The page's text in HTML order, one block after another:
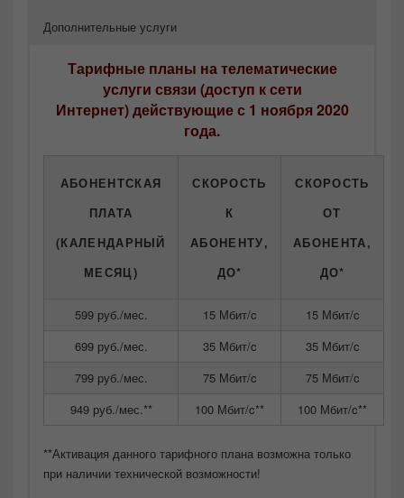
Дополнительные услуги
Тарифные планы на телематические
услуги связи (доступ к сети
Интернет) действующие с 1 ноября 2020
года.
АБОНЕНТСКАЯ
ПЛАТА
(КАЛЕНДАРНЫЙ
МЕСЯЦ)
СКОРОСТЬ
К
АБОНЕНТУ,
ДО*
СКОРОСТЬ
ОТ
АБОНЕНТА,
ДО*
599 руб./мес. 15 Мбит/c
15 Мбит/c
699 руб./мес.
35 Мбит/c
35 Мбит/c
799 руб./мес.
75 Мбит/c
75 Мбит/c
949 руб./мес.**
100 Мбит/c** 100 Мбит/c**
**Активация данного тарифного плана возможна только
при наличии технической возможности!